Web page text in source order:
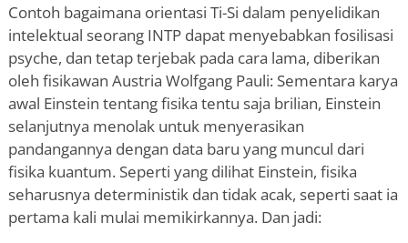
Contoh bagaimana orientasi Ti-Si dalam penyelidikan
intelektual seorang INTP dapat menyebabkan fosilisasi
psyche, dan tetap terjebak pada cara lama, diberikan
oleh fisikawan Austria Wolfgang Pauli: Sementara karya
awal Einstein tentang fisika tentu saja brilian, Einstein
selanjutnya menolak untuk menyerasikan
pandangannya dengan data baru yang muncul dari
fisika kuantum. Seperti yang dilihat Einstein, fisika
seharusnya deterministik dan tidak acak, seperti saat ia
pertama kali mulai memikirkannya. Dan jadi: